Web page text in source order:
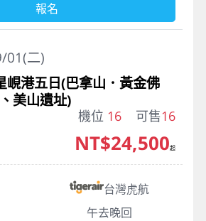
報名
01(二)
峴港五日(巴拿山．黃金佛
美山遺址)
機位 16 可售16
台灣虎航
午去晚回
NT$24,500起